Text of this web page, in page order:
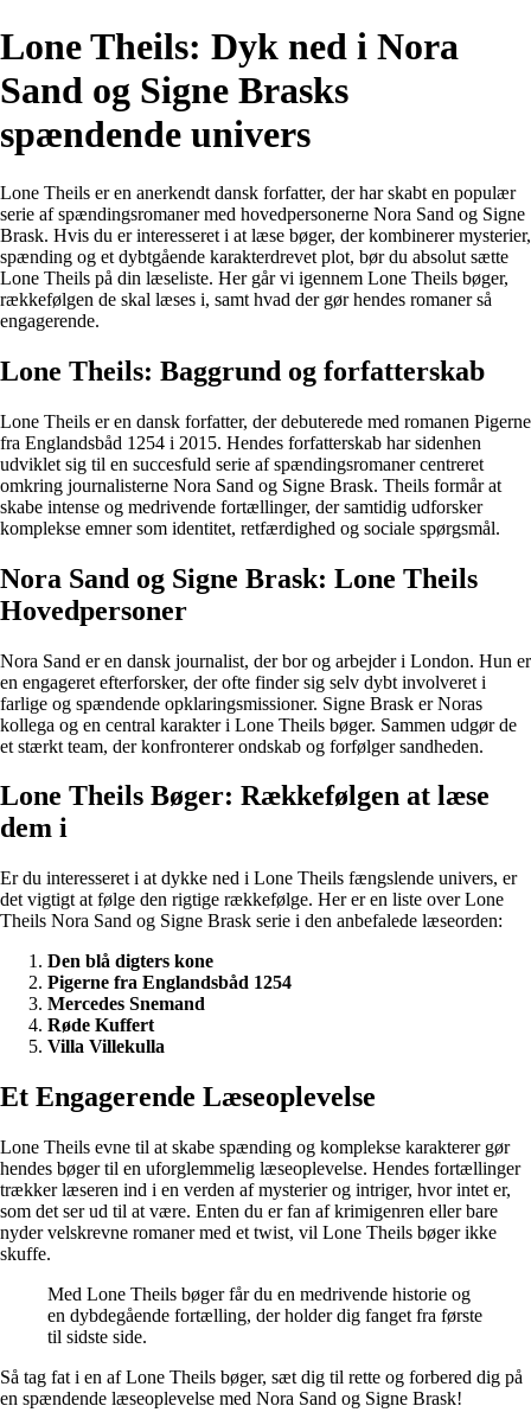
Lone Theils: Dyk ned i Nora
Sand og Signe Brasks
spændende univers
Lone Theils er en anerkendt dansk forfatter, der har skabt en populær
serie af spændingsromaner med hovedpersonerne Nora Sand og Signe
Brask. Hvis du er interesseret i at læse bøger, der kombinerer mysterier,
spænding og et dybtgående karakterdrevet plot, bør du absolut sætte
Lone Theils på din læseliste. Her går vi igennem Lone Theils bøger,
rækkefølgen de skal læses i, samt hvad der gør hendes romaner så
engagerende.
Lone Theils: Baggrund og forfatterskab
Lone Theils er en dansk forfatter, der debuterede med romanen Pigerne
fra Englandsbåd 1254 i 2015. Hendes forfatterskab har sidenhen
udviklet sig til en succesfuld serie af spændingsromaner centreret
omkring journalisterne Nora Sand og Signe Brask. Theils formår at
skabe intense og medrivende fortællinger, der samtidig udforsker
komplekse emner som identitet, retfærdighed og sociale spørgsmål.
Nora Sand og Signe Brask: Lone Theils
Hovedpersoner
Nora Sand er en dansk journalist, der bor og arbejder i London. Hun er
en engageret efterforsker, der ofte finder sig selv dybt involveret i
farlige og spændende opklaringsmissioner. Signe Brask er Noras
kollega og en central karakter i Lone Theils bøger. Sammen udgør de
et stærkt team, der konfronterer ondskab og forfølger sandheden.
Lone Theils Bøger: Rækkefølgen at læse
dem i
Er du interesseret i at dykke ned i Lone Theils fængslende univers, er
det vigtigt at følge den rigtige rækkefølge. Her er en liste over Lone
Theils Nora Sand og Signe Brask serie i den anbefalede læseorden:
Den blå digters kone
Pigerne fra Englandsbåd 1254
Mercedes Snemand
Røde Kuffert
Villa Villekulla
Et Engagerende Læseoplevelse
Lone Theils evne til at skabe spænding og komplekse karakterer gør
hendes bøger til en uforglemmelig læseoplevelse. Hendes fortællinger
trækker læseren ind i en verden af mysterier og intriger, hvor intet er,
som det ser ud til at være. Enten du er fan af krimigenren eller bare
nyder velskrevne romaner med et twist, vil Lone Theils bøger ikke
skuffe.
Med Lone Theils bøger får du en medrivende historie og
en dybdegående fortælling, der holder dig fanget fra første
til sidste side.
Så tag fat i en af Lone Theils bøger, sæt dig til rette og forbered dig på
en spændende læseoplevelse med Nora Sand og Signe Brask!